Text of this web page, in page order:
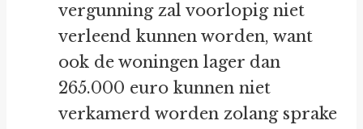
vergunning zal voorlopig niet
verleend kunnen worden, want
ook de woningen lager dan
265.000 euro kunnen niet
verkamerd worden zolang sprake